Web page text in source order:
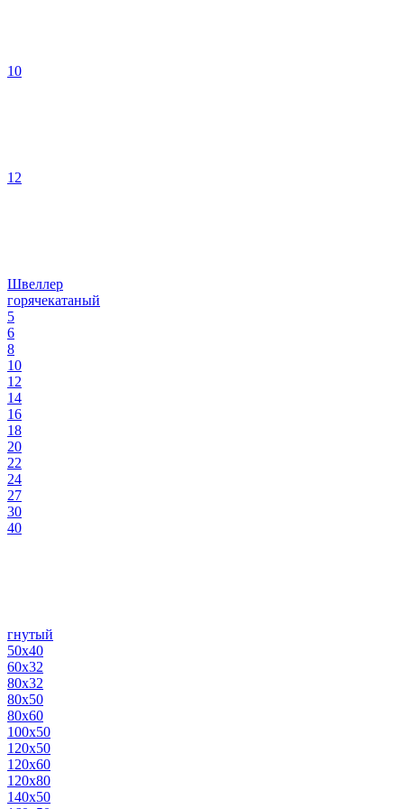
10
12
Швеллер
горячекатаный
5
6
8
10
12
14
16
18
20
22
24
27
30
40
гнутый
50х40
60х32
80х32
80х50
80х60
100х50
120х50
120х60
120х80
140х50